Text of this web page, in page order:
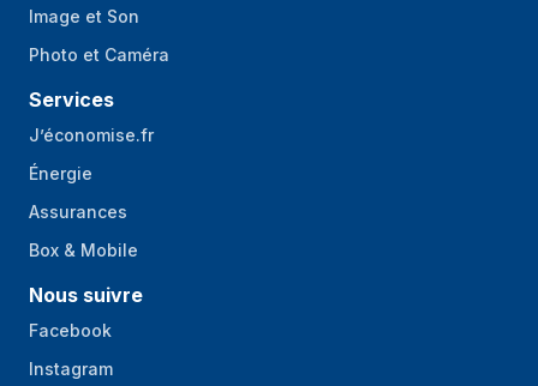
Image et Son
Photo et Caméra
Services
J’économise.fr
Énergie
Assurances
Box & Mobile
Nous suivre
Facebook
Instagram